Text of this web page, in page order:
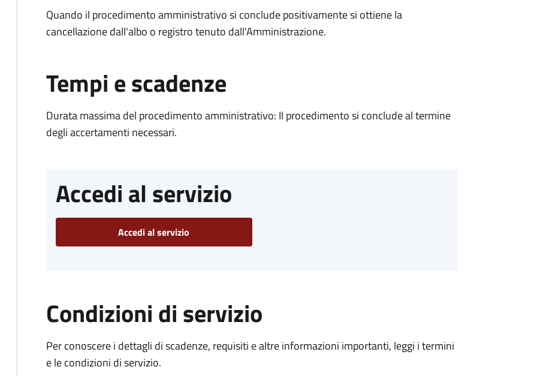
Quando il procedimento amministrativo si conclude positivamente si ottiene la
cancellazione dall'albo o registro tenuto dall'Amministrazione.
Tempi e scadenze
Durata massima del procedimento amministrativo: Il procedimento si conclude al termine
degli accertamenti necessari.
Accedi al servizio
Accedi al servizio
Condizioni di servizio
Per conoscere i dettagli di scadenze, requisiti e altre informazioni importanti, leggi i termini
e le condizioni di servizio.